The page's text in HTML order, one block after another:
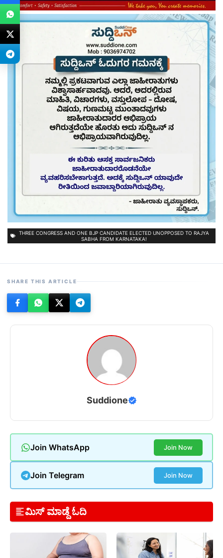
THREE CONGRESS AND ONE BJP CANDIDATE ELECTED UNOPPOSED TO RAJYA
SABHA FROM KARNATAKA!
SHARE THIS ARTICLE
Suddione
Join WhatsApp Join Now
Join Telegram Join Now
ಮಿಸ್ ಮಾಡ್ದೆ ಓದಿ